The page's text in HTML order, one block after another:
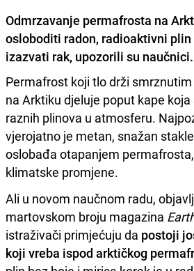
Odmrzavanje permafrosta na
osloboditi radon, radioaktivni
izazvati rak, upozorili su naučnici.
Permafrost koji tlo drži
na Arktiku djeluje poput kape
raznih plinova u atmosferu.
vjerojatno je metan, snažan
oslobađa otapanjem
klimatske promjene.
Ali u novom naučnom radu,
martovskom broju magazina
istraživači primjećuju da postoji
koji vreba ispod arktičkog